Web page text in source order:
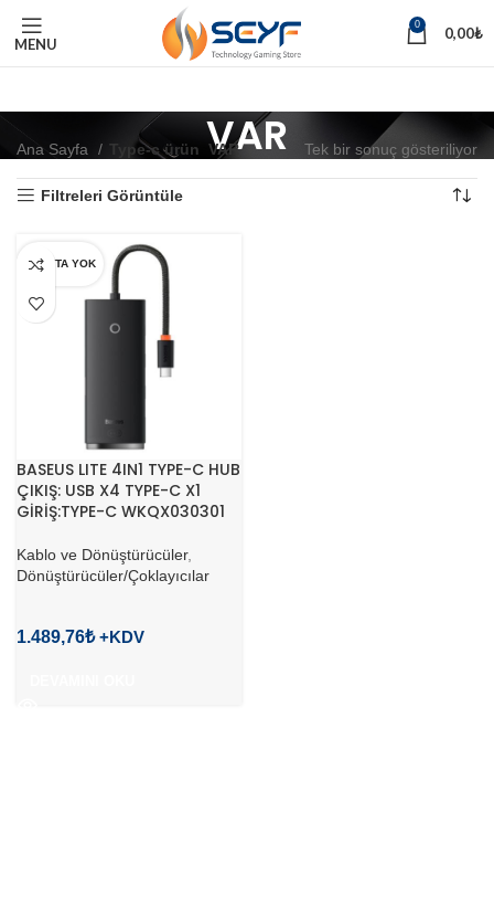
MENU
0 0,00₺
VAR
Ana Sayfa Type-c ürün VAR Tek bir sonuç gösteriliyor
Filtreleri Görüntüle
STOKTA YOK
BASEUS LITE 4IN1 TYPE-C HUB
ÇIKIŞ: USB X4 TYPE-C X1
GİRİŞ:TYPE-C WKQX030301
Kablo ve Dönüştürücüler,
Dönüştürücüler/Çoklayıcılar
1.489,76₺